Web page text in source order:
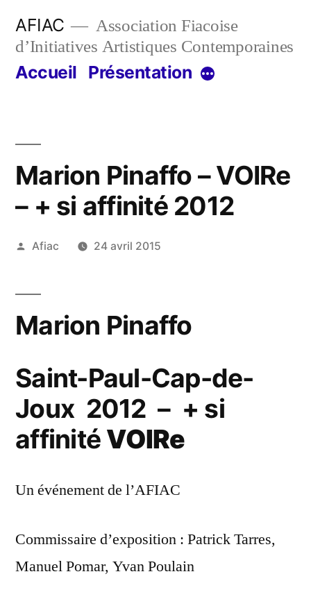
contenu
AFIAC
Association Fiacoise
d’Initiatives Artistiques Contemporaines
Accueil Présentation Plus
Marion Pinaffo – VOIRe
– + si affinité 2012
Publié
Afiac 24 avril 2015
Marion Pinaffo
Saint-Paul-Cap-de-
Joux 2012 – + si
affinité VOIRe
Un événement de l’AFIAC
Commissaire d’exposition : Patrick Tarres,
Manuel Pomar, Yvan Poulain